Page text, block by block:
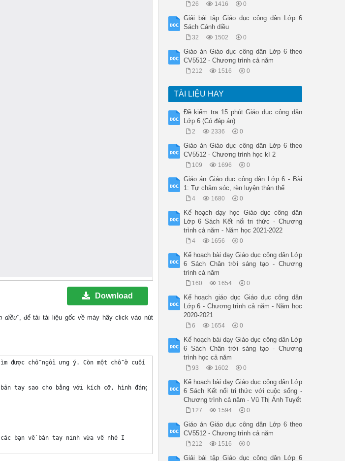
Download
diều", để tải tài liệu gốc về máy hãy click vào nút
một bài hát tập thể. “Lớp chúng mình rất rất vui...” là lời của bài hát ấy. Bíp ! Bíp ! “Ồ ...” Cả lớp ồ lên vì xe đã dừng lại, địa điểm đầu tiên là vào thăm quê hương của Bác Hồ kính yêu. Đây không phải là lần đầu tiên tôi đến đây nhưng là lần đầu tiên, tôi cùng đi với các bạn của tôi. Tôi là một người khá sợ độ cao nhưng không biết hôm nay tại sao mà tôi lại thấy sung sức leo lên không biết. Tôi còn để ý thấy thằng bạn đó còn đếm từng bậc cầu thang nữa chứ. Không biết hắn có điên không nữa. Từ trên núi nhìn xuống, cảnh vật thật đẹp, mây núi nước sông, hòa quyện vào dòng người đi – đến, làm cho nơi đây trở nên thiêng liêng vô cùng. Sau chuyến đi ấy, tôi đã viết lên những dòng nhật ký này, những dòng nhật ký mà tôi đã không dự định trước về trải nghiệm lần đầu tiên.
26 1416 0
Giải bài tập Giáo dục công dân Lớp 6
Sách Cánh diều
32 1502 0
Giáo án Giáo dục công dân Lớp 6 theo
CV5512 - Chương trình cả năm
212 1516 0
TÀI LIỆU HAY
Đề kiểm tra 15 phút Giáo dục công dân
Lớp 6 (Có đáp án)
2 2336 0
Giáo án Giáo dục công dân Lớp 6 theo
CV5512 - Chương trình học kì 2
109 1696 0
Giáo án Giáo dục công dân Lớp 6 - Bài
1: Tự chăm sóc, rèn luyện thân thể
4 1680 0
Kế hoạch dạy học Giáo dục công dân
Lớp 6 Sách Kết nối tri thức - Chương
trình cả năm - Năm học 2021-2022
4 1656 0
Kế hoạch bài dạy Giáo dục công dân Lớp
6 Sách Chân trời sáng tạo - Chương
trình cả năm
160 1654 0
Kế hoạch giáo dục Giáo dục công dân
Lớp 6 - Chương trình cả năm - Năm học
2020-2021
6 1654 0
Kế hoạch bài dạy Giáo dục công dân Lớp
6 Sách Chân trời sáng tạo - Chương
trình học cả năm
93 1602 0
Kế hoạch bài dạy Giáo dục công dân Lớp
6 Sách Kết nối tri thức với cuộc sống -
Chương trình cả năm - Vũ Thị Ánh Tuyết
127 1594 0
Giáo án Giáo dục công dân Lớp 6 theo
CV5512 - Chương trình cả năm
212 1516 0
Giải bài tập Giáo dục công dân Lớp 6